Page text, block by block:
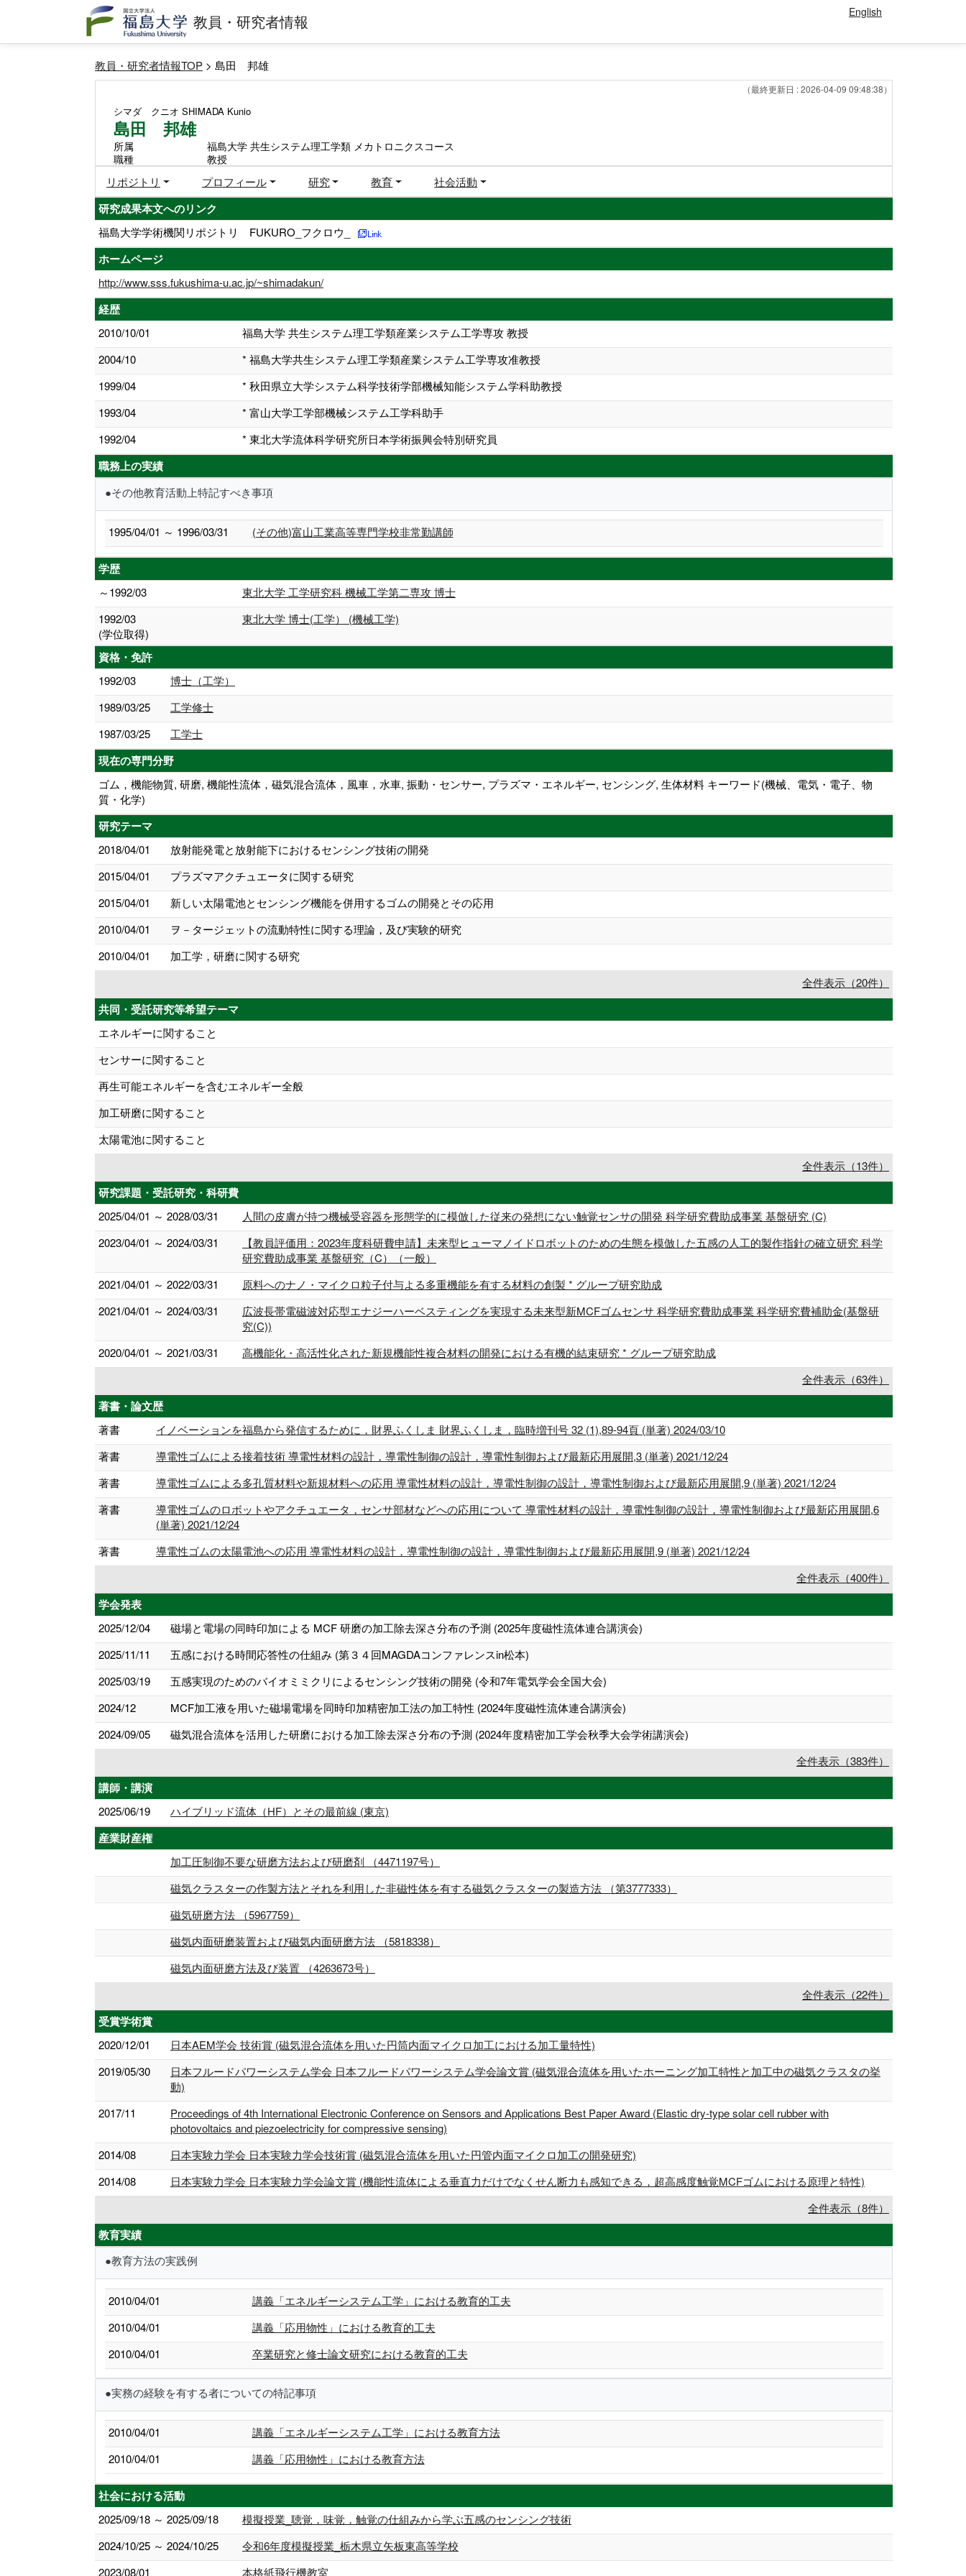
教員・研究者情報 English
教員・研究者情報TOP > 島田 邦雄
（最終更新日 : 2026-04-09 09:48:38）
シマダ クニオ SHIMADA Kunio
島田 邦雄
所属
福島大学 共生システム理工学類 メカトロニクスコース
職種
教授
リポジトリ プロフィール 研究 教育 社会活動
研究成果本文へのリンク
福島大学学術機関リポジトリ FUKURO_フクロウ_
ホームページ
http://www.sss.fukushima-u.ac.jp/~shimadakun/
経歴
2010/10/01
福島大学 共生システム理工学類産業システム工学専攻 教授
2004/10
* 福島大学共生システム理工学類産業システム工学専攻准教授
1999/04
* 秋田県立大学システム科学技術学部機械知能システム学科助教授
1993/04
* 富山大学工学部機械システム工学科助手
1992/04
* 東北大学流体科学研究所日本学術振興会特別研究員
職務上の実績
●その他教育活動上特記すべき事項
1995/04/01 ～ 1996/03/31 (その他)富山工業高等専門学校非常勤講師
学歴
～1992/03
東北大学 工学研究科 機械工学第二専攻 博士
1992/03
(学位取得)
東北大学 博士(工学） (機械工学)
資格・免許
1992/03
博士（工学）
1989/03/25
工学修士
1987/03/25
工学士
現在の専門分野
ゴム，機能物質, 研磨, 機能性流体，磁気混合流体，風車，水車, 振動・センサー, プラズマ・エネルギー, センシング, 生体材料 キーワード(機械、電気・電子、物
質・化学)
研究テーマ
2018/04/01
放射能発電と放射能下におけるセンシング技術の開発
2015/04/01
プラズマアクチュエータに関する研究
2015/04/01
新しい太陽電池とセンシング機能を併用するゴムの開発とその応用
2010/04/01
ヲ－タージェットの流動特性に関する理論，及び実験的研究
2010/04/01
加工学，研磨に関する研究
全件表示（20件）
共同・受託研究等希望テーマ
エネルギーに関すること
センサーに関すること
再生可能エネルギーを含むエネルギー全般
加工研磨に関すること
太陽電池に関すること
全件表示（13件）
研究課題・受託研究・科研費
2025/04/01 ～ 2028/03/31
人間の皮膚が持つ機械受容器を形態学的に模倣した従来の発想にない触覚センサの開発 科学研究費助成事業 基盤研究 (C)
2023/04/01 ～ 2024/03/31
【教員評価用：2023年度科研費申請】未来型ヒューマノイドロボットのための生態を模倣した五感の人工的製作指針の確立研究 科学
研究費助成事業 基盤研究（C）（一般）
2021/04/01 ～ 2022/03/31
原料へのナノ・マイクロ粒子付与よる多重機能を有する材料の創製 * グループ研究助成
2021/04/01 ～ 2024/03/31
広波長帯電磁波対応型エナジーハーベスティングを実現する未来型新MCFゴムセンサ 科学研究費助成事業 科学研究費補助金(基盤研
究(C))
2020/04/01 ～ 2021/03/31
高機能化・高活性化された新規機能性複合材料の開発における有機的結束研究 * グループ研究助成
全件表示（63件）
著書・論文歴
著書
イノベーションを福島から発信するために，財界ふくしま 財界ふくしま，臨時増刊号 32 (1),89-94頁 (単著) 2024/03/10
著書
導電性ゴムによる接着技術 導電性材料の設計，導電性制御の設計，導電性制御および最新応用展開,3 (単著) 2021/12/24
著書
導電性ゴムによる多孔質材料や新規材料への応用 導電性材料の設計，導電性制御の設計，導電性制御および最新応用展開,9 (単著) 2021/12/24
著書
導電性ゴムのロボットやアクチュエータ，センサ部材などへの応用について 導電性材料の設計，導電性制御の設計，導電性制御および最新応用展開,6
(単著) 2021/12/24
著書
導電性ゴムの太陽電池への応用 導電性材料の設計，導電性制御の設計，導電性制御および最新応用展開,9 (単著) 2021/12/24
全件表示（400件）
学会発表
2025/12/04
磁場と電場の同時印加による MCF 研磨の加工除去深さ分布の予測 (2025年度磁性流体連合講演会)
2025/11/11
五感における時間応答性の仕組み (第３４回MAGDAコンファレンスin松本)
2025/03/19
五感実現のためのバイオミミクリによるセンシング技術の開発 (令和7年電気学会全国大会)
2024/12
MCF加工液を用いた磁場電場を同時印加精密加工法の加工特性 (2024年度磁性流体連合講演会)
2024/09/05
磁気混合流体を活用した研磨における加工除去深さ分布の予測 (2024年度精密加工学会秋季大会学術講演会)
全件表示（383件）
講師・講演
2025/06/19 ハイブリッド流体（HF）とその最前線 (東京)
産業財産権
加工圧制御不要な研磨方法および研磨剤 （4471197号）
磁気クラスターの作製方法とそれを利用した非磁性体を有する磁気クラスターの製造方法 （第3777333）
磁気研磨方法 （5967759）
磁気内面研磨装置および磁気内面研磨方法 （5818338）
磁気内面研磨方法及び装置 （4263673号）
全件表示（22件）
受賞学術賞
2020/12/01
日本AEM学会 技術賞 (磁気混合流体を用いた円筒内面マイクロ加工における加工量特性)
2019/05/30
日本フルードパワーシステム学会 日本フルードパワーシステム学会論文賞 (磁気混合流体を用いたホーニング加工特性と加工中の磁気クラスタの挙
動)
2017/11
Proceedings of 4th International Electronic Conference on Sensors and Applications Best Paper Award (Elastic dry-type solar cell rubber with
photovoltaics and piezoelectricity for compressive sensing)
2014/08
日本実験力学会 日本実験力学会技術賞 (磁気混合流体を用いた円管内面マイクロ加工の開発研究)
2014/08
日本実験力学会 日本実験力学会論文賞 (機能性流体による垂直力だけでなくせん断力も感知できる，超高感度触覚MCFゴムにおける原理と特性)
全件表示（8件）
教育実績
●教育方法の実践例
2010/04/01
講義「エネルギーシステム工学」における教育的工夫
2010/04/01
講義「応用物性」における教育的工夫
2010/04/01
卒業研究と修士論文研究における教育的工夫
●実務の経験を有する者についての特記事項
2010/04/01
講義「エネルギーシステム工学」における教育方法
2010/04/01
講義「応用物性」における教育方法
社会における活動
2025/09/18 ～ 2025/09/18
模擬授業_聴覚，味覚，触覚の仕組みから学ぶ五感のセンシング技術
2024/10/25 ～ 2024/10/25
令和6年度模擬授業_栃木県立矢板東高等学校
2023/08/01
本格紙飛行機教室